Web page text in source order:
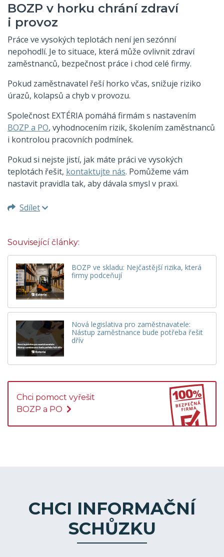
BOZP v horku chrání zdraví
i provoz
Práce ve vysokých teplotách není jen sezónní
nepohodlí. Je to situace, která může ovlivnit zdraví
zaměstnanců, bezpečnost práce i chod celé firmy.
Pokud zaměstnavatel řeší horko včas, snižuje riziko
úrazů, kolapsů a chyb v provozu.
Společnost EXTÉRIA pomáhá firmám s nastavením
BOZP a PO, vyhodnocením rizik, školením zaměstnanců
i kontrolou pracovních podmínek.
Pokud si nejste jistí, jak máte práci ve vysokých
teplotách řešit, kontaktujte nás. Pomůžeme vám
nastavit pravidla tak, aby dávala smysl v praxi.
Sdílet
Související články:
BOZP ve skladu: Nejčastější rizika, která
firmy podceňují
Nová legislativa pro zaměstnavatele:
Nástup zaměstnance bude potřeba řešit
dřív
Chci pomoct vyřešit
BOZP a PO
CHCI INFORMAČNÍ
SCHŮZKU